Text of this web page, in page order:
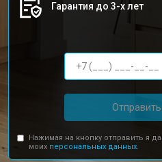
Гарантия до 3-х лет
Нажимая на кнопку отправить я
моих персональных данных.